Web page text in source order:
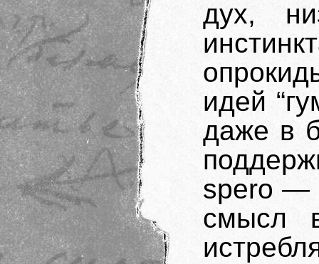
дух,
идей
даже в
spero —
смысл